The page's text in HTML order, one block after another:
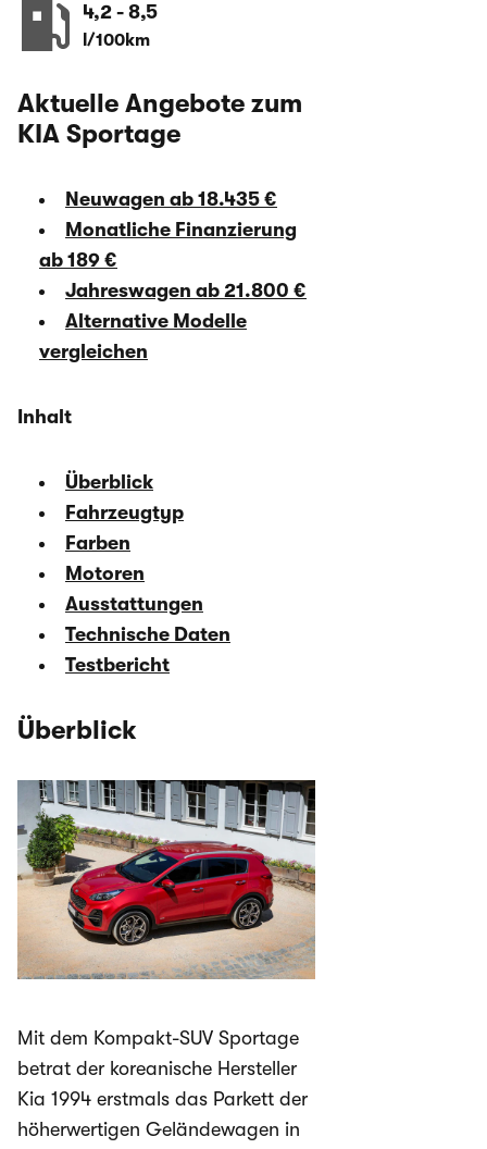
4,2 - 8,5
l/100km
Aktuelle Angebote zum
KIA Sportage
Neuwagen ab 18.435 €
Monatliche Finanzierung
ab 189 €
Jahreswagen ab 21.800 €
Alternative Modelle
vergleichen
Inhalt
Überblick
Fahrzeugtyp
Farben
Motoren
Ausstattungen
Technische Daten
Testbericht
Überblick
Mit dem Kompakt-SUV Sportage
betrat der koreanische Hersteller
Kia 1994 erstmals das Parkett der
höherwertigen Geländewagen in